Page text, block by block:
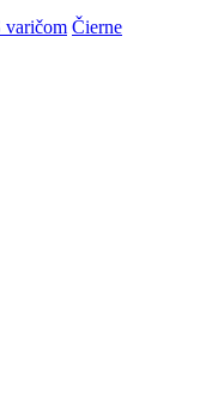
varičom Čierne